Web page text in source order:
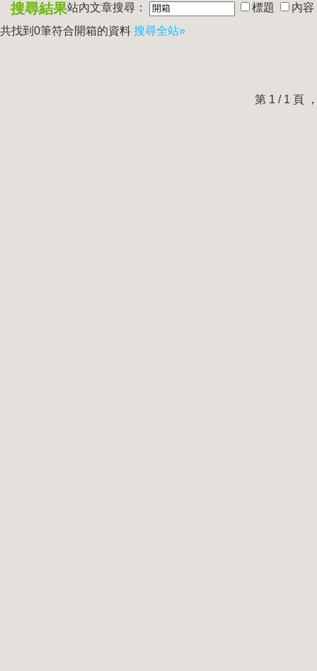
搜尋結果站內文章搜尋： 標題
內容
共找到0筆符合開箱的資料 搜尋全站»
第 1 / 1